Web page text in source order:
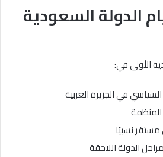
الدولة السعودية
الأولى في:
في الجزيرة العربية
نسبيًا
الدولة اللاحقة